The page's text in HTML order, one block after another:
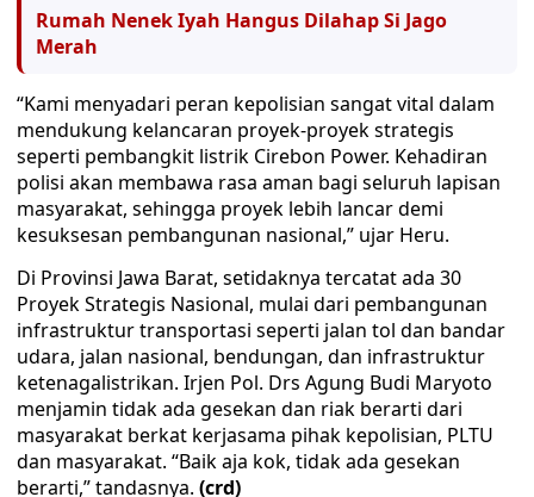
Rumah Nenek Iyah Hangus Dilahap Si Jago
Merah
“Kami menyadari peran kepolisian sangat vital dalam
mendukung kelancaran proyek-proyek strategis
seperti pembangkit listrik Cirebon Power. Kehadiran
polisi akan membawa rasa aman bagi seluruh lapisan
masyarakat, sehingga proyek lebih lancar demi
kesuksesan pembangunan nasional,” ujar Heru.
Di Provinsi Jawa Barat, setidaknya tercatat ada 30
Proyek Strategis Nasional, mulai dari pembangunan
infrastruktur transportasi seperti jalan tol dan bandar
udara, jalan nasional, bendungan, dan infrastruktur
ketenagalistrikan. Irjen Pol. Drs Agung Budi Maryoto
menjamin tidak ada gesekan dan riak berarti dari
masyarakat berkat kerjasama pihak kepolisian, PLTU
dan masyarakat. “Baik aja kok, tidak ada gesekan
berarti,” tandasnya. (crd)